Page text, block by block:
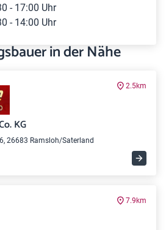
- 17:00 Uhr
- 14:00 Uhr
in der Nähe
2.5km
KG
26683 Ramsloh/Saterland
7.9km